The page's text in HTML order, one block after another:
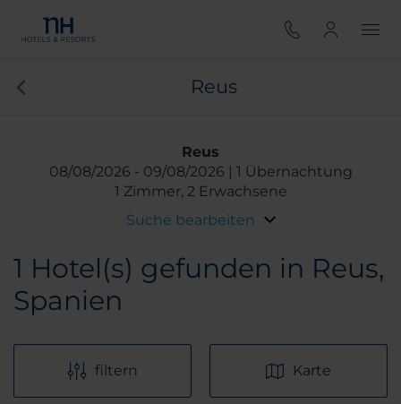
Reus
Reus
08/08/2026
09/08/2026
1 Übernachtung
1 Zimmer, 2 Erwachsene
Suche bearbeiten
1 Hotel(s) gefunden in Reus,
Spanien
filtern Karte